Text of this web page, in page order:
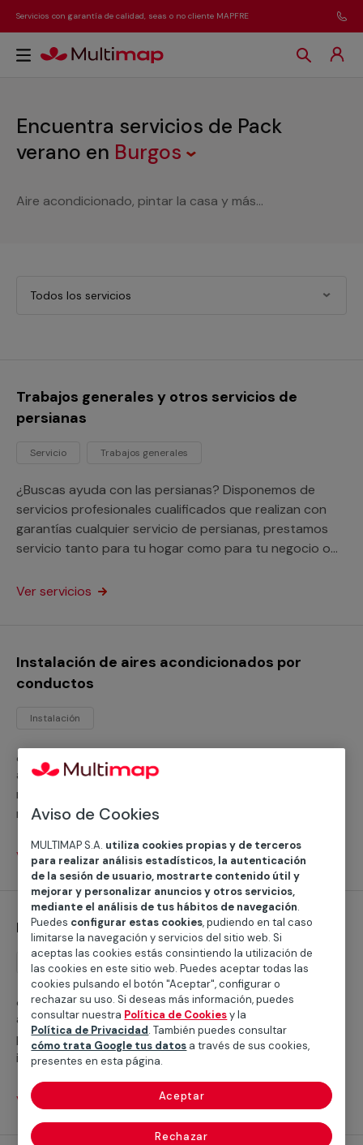
Servicios con garantía de calidad, seas o no cliente MAPFRE
Encuentra servicios de Pack
verano en Burgos
Aire acondicionado, pintar la casa y más...
Todos los servicios
Trabajos generales y otros servicios de
persianas
Servicio Trabajos generales
¿Buscas ayuda con las persianas? Disponemos de
servicios profesionales cualificados que realizan con
garantías cualquier servicio de persianas, prestamos
servicio tanto para tu hogar como para tu negocio o
Ver servicios
Instalación de aires acondicionados por
conductos
Instalación
¿Necesitas asistencia para la instalación de aires
acondicionados por conductos? Los profesionales de
nuestros equipos pueden cubrir todas tus
necesidades en lo relativo a estos equipos, tanto en
Ver servicios
Instalación de aires acondicionados split
Instalación
¿Necesitas ayuda con la instalación de un aire
acondicionado split? Nuestros equipos de
profesionales ofrecen cualquier servicio para la
instalación de aires y equipos de climatización, tanto
Ver servicios
Aviso de Cookies
MULTIMAP S.A. utiliza cookies propias y de terceros
para realizar análisis estadísticos, la autenticación
de la sesión de usuario, mostrarte contenido útil y
mejorar y personalizar anuncios y otros servicios,
mediante el análisis de tus hábitos de navegación.
Puedes configurar estas cookies, pudiendo en tal caso
limitarse la navegación y servicios del sitio web. Si
aceptas las cookies estás consintiendo la utilización de
las cookies en este sitio web. Puedes aceptar todas las
cookies pulsando el botón "Aceptar", configurar o
rechazar su uso. Si deseas más información, puedes
consultar nuestra Política de Cookiesy la
Política de Privacidad. También puedes consultar
cómo trata Google tus datos a través de sus cookies,
presentes en esta página.
Rechazar
Aceptar